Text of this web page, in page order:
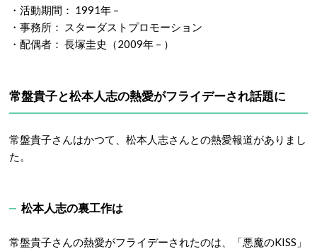
・活動期間： 1991年 –
・事務所： スターダストプロモーション
・配偶者： 長塚圭史（2009年 – ）
常盤貴子と松本人志の熱愛がフライデーされ話題に
常盤貴子さんはかつて、松本人志さんとの熱愛報道がありまし
た。
松本人志の裏工作は
常盤貴子さんの熱愛がフライデーされたのは、「悪魔のKISS」